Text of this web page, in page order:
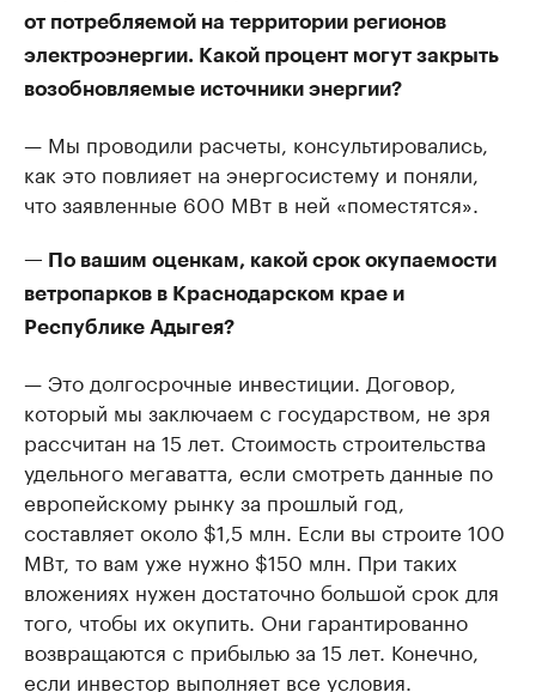
от потребляемой на территории регионов
электроэнергии. Какой процент могут закрыть
возобновляемые источники энергии?
— Мы проводили расчеты, консультировались,
как это повлияет на энергосистему и поняли,
что заявленные 600 МВт в ней «поместятся».
— По вашим оценкам, какой срок окупаемости
ветропарков в Краснодарском крае и
Республике Адыгея?
— Это долгосрочные инвестиции. Договор,
который мы заключаем с государством, не зря
рассчитан на 15 лет. Стоимость строительства
удельного мегаватта, если смотреть данные по
европейскому рынку за прошлый год,
составляет около $1,5 млн. Если вы строите 100
МВт, то вам уже нужно $150 млн. При таких
вложениях нужен достаточно большой срок для
того, чтобы их окупить. Они гарантированно
возвращаются с прибылью за 15 лет. Конечно,
если инвестор выполняет все условия.